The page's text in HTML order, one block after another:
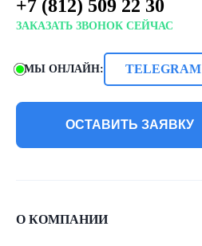
+7 (812) 509 22 30
ЗАКАЗАТЬ ЗВОНОК СЕЙЧАС
МЫ ОНЛАЙН: TELEGRAM
ОСТАВИТЬ ЗАЯВКУ
О КОМПАНИИ